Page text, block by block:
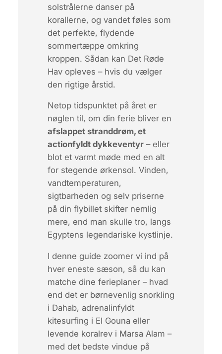
solstrålerne danser på
korallerne, og vandet føles som
det perfekte, flydende
sommertæppe omkring
kroppen. Sådan kan Det Røde
Hav opleves – hvis du vælger
den rigtige årstid.
Netop tidspunktet på året er
nøglen til, om din ferie bliver en
afslappet stranddrøm, et
actionfyldt dykkeventyr– eller
blot et varmt møde med en alt
for stegende ørkensol. Vinden,
vandtemperaturen,
sigtbarheden og selv priserne
på din flybillet skifter nemlig
mere, end man skulle tro, langs
Egyptens legendariske kystlinje.
I denne guide zoomer vi ind på
hver eneste sæson, så du kan
matche dine ferieplaner – hvad
end det er børnevenlig snorkling
i Dahab, adrenalinfyldt
kitesurfing i El Gouna eller
levende koralrev i Marsa Alam –
med det bedste vindue på